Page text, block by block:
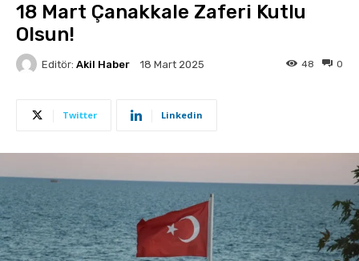
18 Mart Çanakkale Zaferi Kutlu
Olsun!
Editör: Akil Haber 18 Mart 2025 0
48
Twitter Linkedin